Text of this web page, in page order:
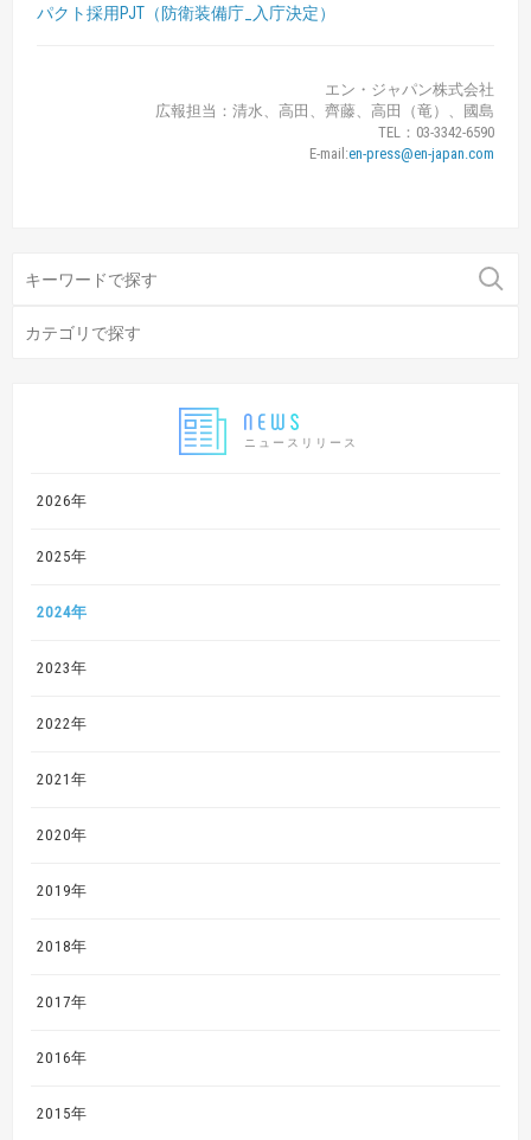
ニュースリリース
2026年
2025年
2024年
2023年
2022年
2021年
2020年
2019年
2018年
2017年
2016年
2015年
パクト採用PJT（防衛装備庁_入庁決定）
エン・ジャパン株式会社
広報担当：清水、高田、齊藤、高田（竜）、國島
TEL：03-3342-6590
E-mail:en-press@en-japan.com